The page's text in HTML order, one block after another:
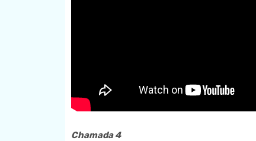
Chamada 4